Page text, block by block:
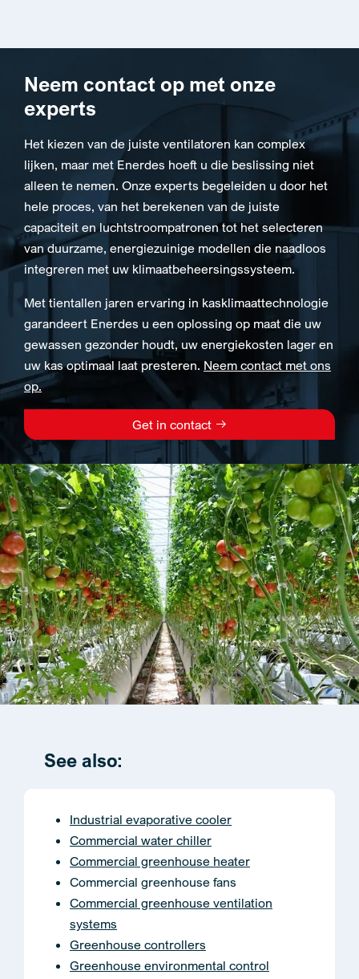
Neem contact op met onze
experts
Het kiezen van de juiste ventilatoren kan complex
lijken, maar met Enerdes hoeft u die beslissing niet
alleen te nemen. Onze experts begeleiden u door het
hele proces, van het berekenen van de juiste
capaciteit en luchtstroompatronen tot het selecteren
van duurzame, energiezuinige modellen die naadloos
integreren met uw klimaatbeheersingssysteem.
Met tientallen jaren ervaring in kasklimaattechnologie
garandeert Enerdes u een oplossing op maat die uw
gewassen gezonder houdt, uw energiekosten lager en
uw kas optimaal laat presteren. Neem contact met ons
op.
Get in contact
See also:
Industrial evaporative cooler
Commercial water chiller
Commercial greenhouse heater
Commercial greenhouse fans
Commercial greenhouse ventilation
systems
Greenhouse controllers
Greenhouse environmental control